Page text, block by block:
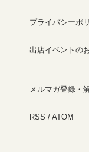
プライバシーポ
出店イベントの
メルマガ登録・
RSS / ATOM